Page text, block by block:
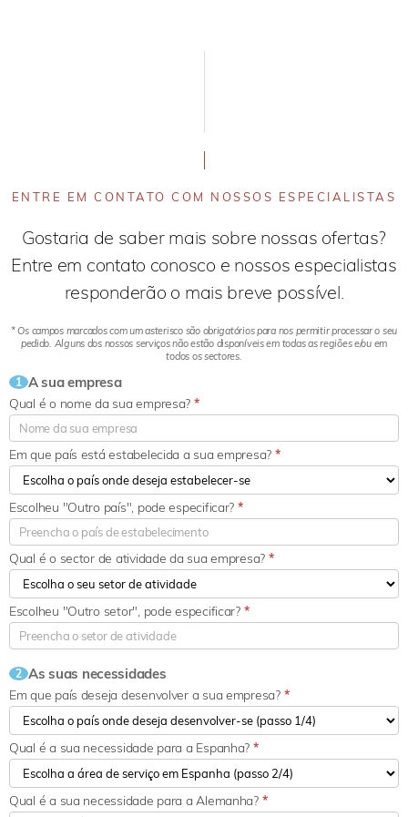
ENTRE EM CONTATO COM NOSSOS ESPECIALISTAS
Gostaria de saber mais sobre nossas ofertas?
Entre em contato conosco e nossos especialistas
responderão o mais breve possível.
* Os campos marcados com um asterisco são obrigatórios para nos permitir processar o seu
pedido. Alguns dos nossos serviços não estão disponíveis em todas as regiões e/ou em
todos os sectores.
1 A sua empresa
Qual é o nome da sua empresa? *
Em que país está estabelecida a sua empresa? *
Qual é o sector de atividade da sua empresa? *
Escolheu "Outro país", pode especificar? *
Escolheu "Outro setor", pode especificar? *
2 As suas necessidades
Em que país deseja desenvolver a sua empresa? *
Qual é a sua necessidade para a Espanha? *
Qual é a sua necessidade para a Alemanha? *